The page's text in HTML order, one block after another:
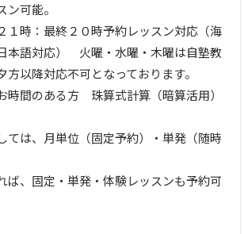
可能。
時：最終２０時予約レッスン対応（海
本語対応） 火曜・水曜・木曜は自塾教
方以降対応不可となっております。
間のある方 珠算式計算（暗算活用）
は、月単位（固定予約）・単発（随時
、固定・単発・体験レッスンも予約可